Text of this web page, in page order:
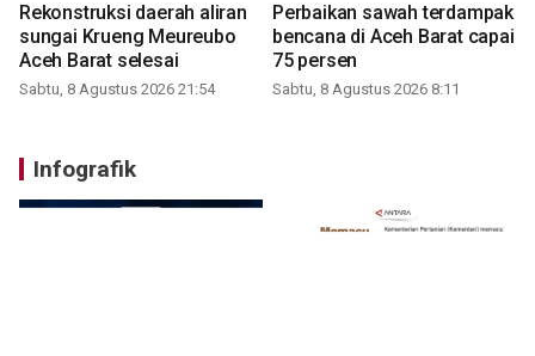
Rekonstruksi daerah aliran
sungai Krueng Meureubo
Aceh Barat selesai
Sabtu, 8 Agustus 2026 21:54
Perbaikan sawah terdampak
bencana di Aceh Barat capai
75 persen
Sabtu, 8 Agustus 2026 8:11
Infografik